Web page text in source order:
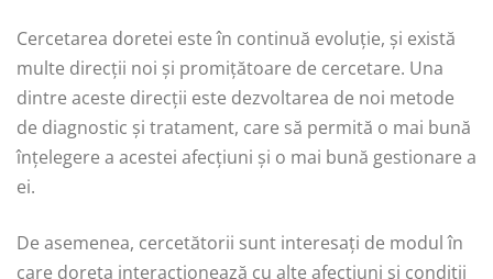
Cercetarea doretei este în continuă evoluție, și există
multe direcții noi și promițătoare de cercetare. Una
dintre aceste direcții este dezvoltarea de noi metode
de diagnostic și tratament, care să permită o mai bună
înțelegere a acestei afecțiuni și o mai bună gestionare a
ei.
De asemenea, cercetătorii sunt interesați de modul în
care doreta interacționează cu alte afecțiuni și condiții